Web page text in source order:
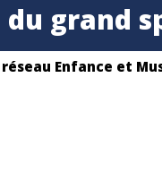
du grand
réseau Enfance et